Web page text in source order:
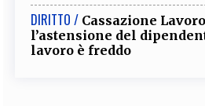
DIRITTO / Cassazione
l’astensione del
lavoro è freddo